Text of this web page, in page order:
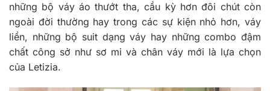
những bộ váy áo thướt tha, cầu kỳ hơn đôi chút còn
ngoài đời thường hay trong các sự kiện nhỏ hơn, váy
liền, những bộ suit dạng váy hay những combo đậm
chất công sở như sơ mi và chân váy mới là lựa chọn
của Letizia.